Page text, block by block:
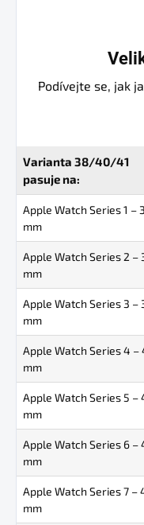
Podívejte se, jak
Varianta 38/40/41
pasuje na:
Apple Watch Series 1 –
mm
Apple Watch Series 2 –
mm
Apple Watch Series 3 –
mm
Apple Watch Series 4 –
mm
Apple Watch Series 5 –
mm
Apple Watch Series 6 –
mm
Apple Watch Series 7 –
mm